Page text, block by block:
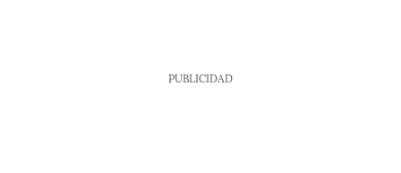
PUBLICIDAD